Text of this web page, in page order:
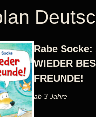
Rabe Socke:
WIEDER
FREUNDE!
ab 3 Jahre